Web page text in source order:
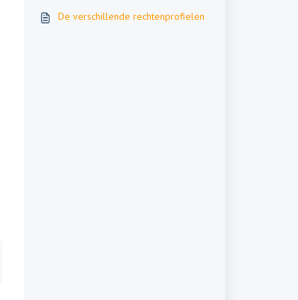
De verschillende rechtenprofielen